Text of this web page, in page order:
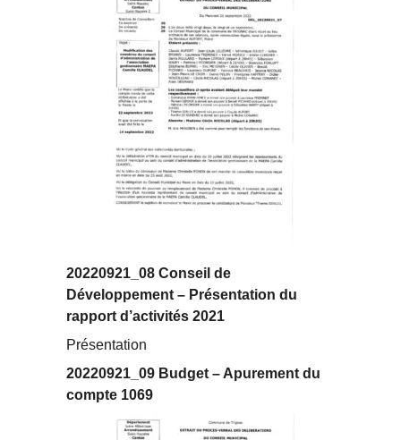
20220921_08 Conseil de
Développement – Présentation du
rapport d’activités 2021
Présentation
20220921_09 Budget – Apurement du
compte 1069